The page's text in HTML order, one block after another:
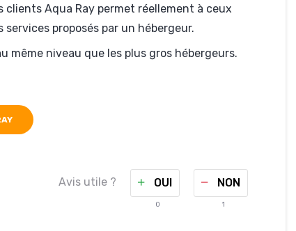
Aqua Ray permet réellement à ceux
proposés par un hébergeur.
même niveau que les plus gros hébergeurs.
Avis utile ? OUI
0
NON
1